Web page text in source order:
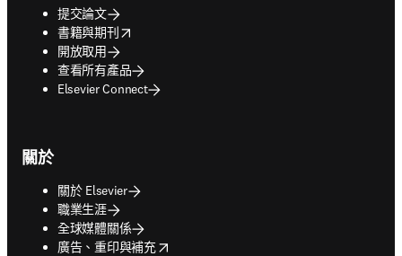
提交論文
書籍與期刊
opens in new tab/window
開放取用
查看所有產品
Elsevier Connect
關於
關於 Elsevier
職業生涯
全球媒體關係
廣告、重印與補充
opens in new tab/window